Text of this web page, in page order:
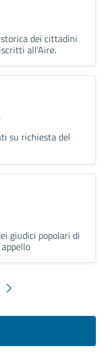
dei cittadini
all’Aire.
su richiesta del
giudici popolari di